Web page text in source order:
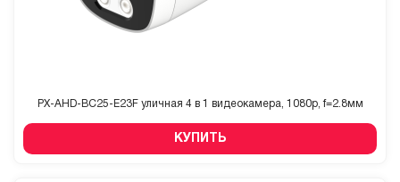
PX-AHD-BC25-E23F уличная 4 в 1 видеокамера, 1080p, f=2.8мм
КУПИТЬ